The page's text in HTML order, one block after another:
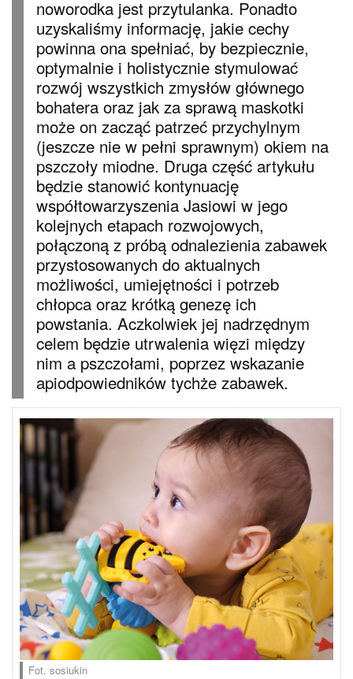
noworodka jest przytulanka. Ponadto
uzyskaliśmy informację, jakie cechy
powinna ona spełniać, by bezpiecznie,
optymalnie i holistycznie stymulować
rozwój wszystkich zmysłów głównego
bohatera oraz jak za sprawą maskotki
może on zacząć patrzeć przychylnym
(jeszcze nie w pełni sprawnym) okiem na
pszczoły miodne. Druga część artykułu
będzie stanowić kontynuację
współtowarzyszenia Jasiowi w jego
kolejnych etapach rozwojowych,
połączoną z próbą odnalezienia zabawek
przystosowanych do aktualnych
możliwości, umiejętności i potrzeb
chłopca oraz krótką genezę ich
powstania. Aczkolwiek jej nadrzędnym
celem będzie utrwalenia więzi między
nim a pszczołami, poprzez wskazanie
apiodpowiedników tychże zabawek.
Fot. sosiukin